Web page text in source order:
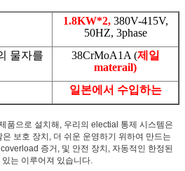
1.8KW*2, 380V-415V,
50HZ, 3phase
물자를
38CrMoA1A (제일
materail)
일본에서 수입하는
으로 설치해, 우리의 electial 통제 시스템은
보호 장치, 더 쉬운 운영하기 위하여 만드는
증거, 및 안전 장치, 자동적인 한정된
는 이루어져 있습니다.